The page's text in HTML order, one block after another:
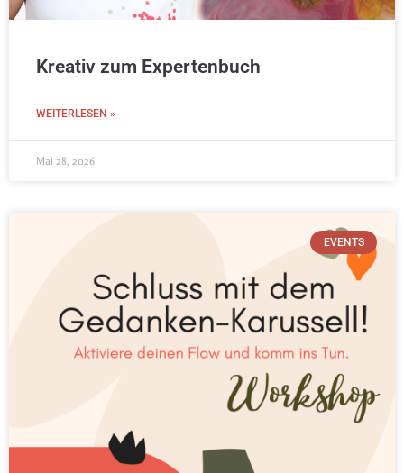
Kreativ zum Expertenbuch
WEITERLESEN »
Mai 28, 2026
EVENTS